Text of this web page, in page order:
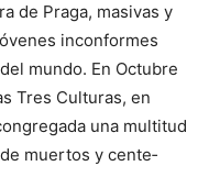
de Praga, masivas y
inconformes
mun­do. En Octubre
Tres Culturas, en
una multitud
muertos y cente­